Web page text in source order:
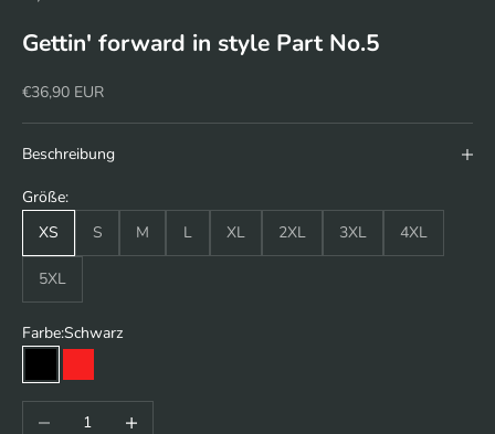
Gettin' forward in style Part No.5
Angebot
€36,90 EUR
Beschreibung
Größe:
XS
S M L XL 2XL 3XL 4XL
5XL
Farbe:Schwarz
Schwarz
Rot
Anzahl verringernAnzahl erhöhen